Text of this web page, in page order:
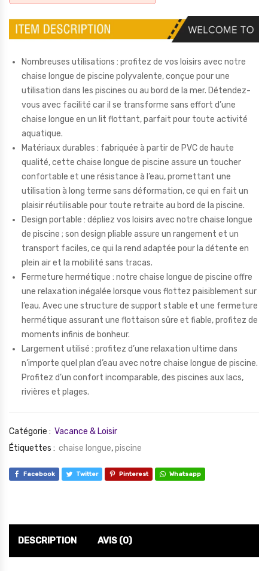
Nombreuses utilisations : profitez de vos loisirs avec notre
chaise longue de piscine polyvalente, conçue pour une
utilisation dans les piscines ou au bord de la mer. Détendez-
vous avec facilité car il se transforme sans effort d’une
chaise longue en un lit flottant, parfait pour toute activité
aquatique.
Matériaux durables : fabriquée à partir de PVC de haute
qualité, cette chaise longue de piscine assure un toucher
confortable et une résistance à l’eau, promettant une
utilisation à long terme sans déformation, ce qui en fait un
plaisir réutilisable pour toute retraite au bord de la piscine.
Design portable : dépliez vos loisirs avec notre chaise longue
de piscine ; son design pliable assure un rangement et un
transport faciles, ce qui la rend adaptée pour la détente en
plein air et la mobilité sans tracas.
Fermeture hermétique : notre chaise longue de piscine offre
une relaxation inégalée lorsque vous flottez paisiblement sur
l’eau. Avec une structure de support stable et une fermeture
hermétique assurant une flottaison sûre et fiable, profitez de
moments infinis de bonheur.
Largement utilisé : profitez d’une relaxation ultime dans
n’importe quel plan d’eau avec notre chaise longue de piscine.
Profitez d’un confort incomparable, des piscines aux lacs,
rivières et plages.
Catégorie : Vacance & Loisir
Étiquettes : chaise longue,piscine
Facebook Twitter Pinterest Whatsapp
DESCRIPTION AVIS (0)